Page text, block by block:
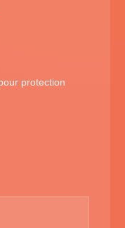
protection